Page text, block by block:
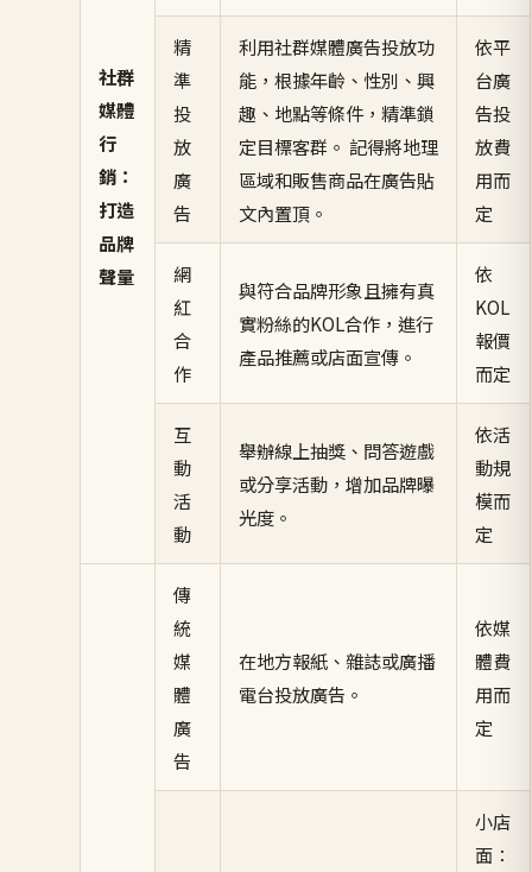
社群
媒體
行
銷：
打造
品牌
聲量
精
準
投
放
廣
告
利用社群媒體廣告投放功
能，根據年齡、性別、興
趣、地點等條件，精準鎖
定目標客群。 記得將地理
區域和販售商品在廣告貼
文內置頂。
依平
台廣
告投
放費
用而
定
網
紅
合
作
與符合品牌形象且擁有真
實粉絲的KOL合作，進行
產品推薦或店面宣傳。
依
KOL
報價
而定
互
動
活
動
舉辦線上抽獎、問答遊戲
或分享活動，增加品牌曝
光度。
依活
動規
模而
定
傳
統
媒
體
廣
告
在地方報紙、雜誌或廣播
電台投放廣告。
依媒
體費
用而
定
小店
面：